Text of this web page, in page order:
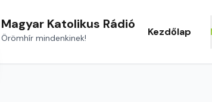
Magyar Katolikus Rádió
Örömhír mindenkinek! Kezdőlap